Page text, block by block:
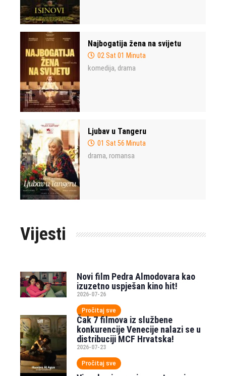
Najbogatija žena na svijetu
02 Sat 01 Minuta
komedija, drama
Ljubav u Tangeru
01 Sat 56 Minuta
drama, romansa
Vijesti
Novi film Pedra Almodovara kao
izuzetno uspješan kino hit!
2026-07-26
Pročitaj sve
Čak 7 filmova iz službene
konkurencije Venecije nalazi se u
distribuciji MCF Hrvatska!
2026-07-23
Pročitaj sve